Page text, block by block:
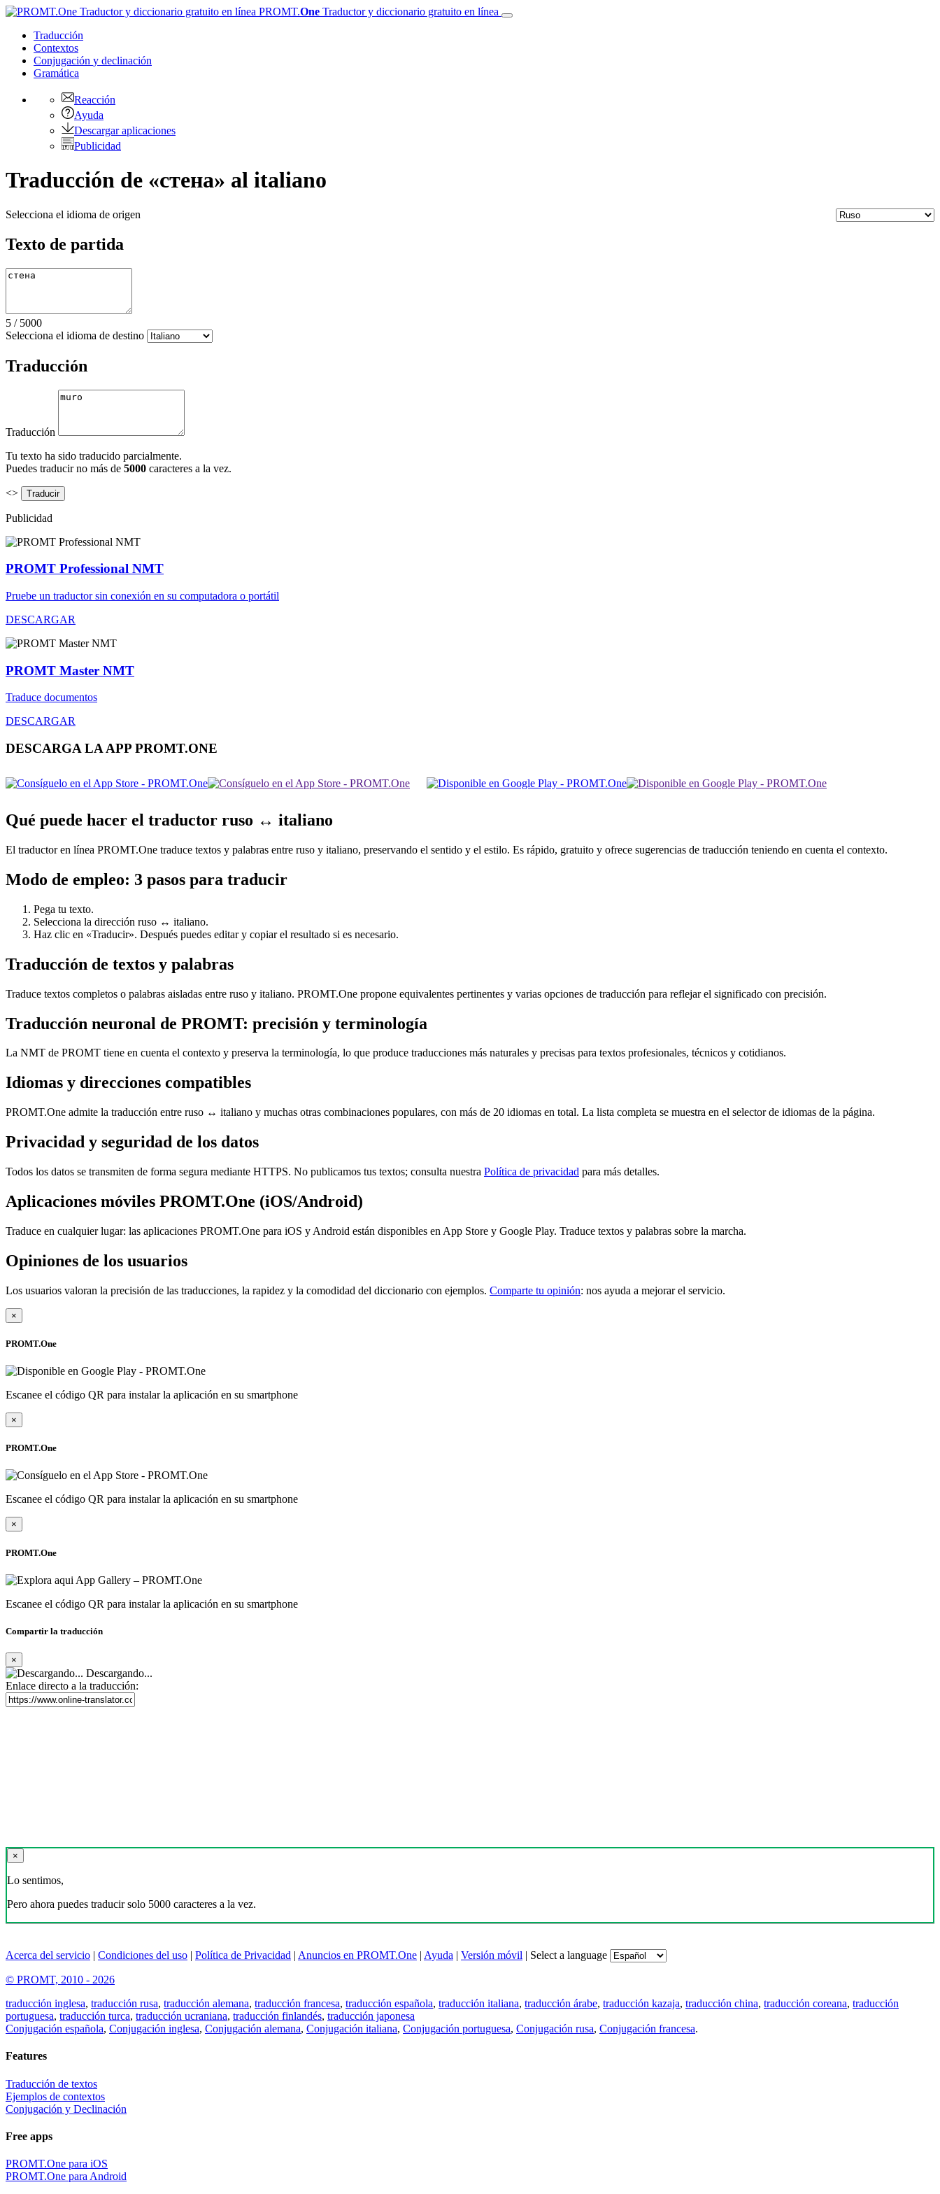
PROMT.One Traductor y diccionario gratuito en línea
Traducción
Contextos
Conjugación y declinación
Gramática
Reacción
Ayuda
Descargar aplicaciones
Publicidad
Traducción de «стена» al italiano
Selecciona el idioma de origen
Texto de partida
5 / 5000
Selecciona el idioma de destino
Traducción
Traducción
Tu texto ha sido traducido parcialmente.
Puedes traducir no más de 5000 caracteres a la vez.
<>
Publicidad
PROMT Professional NMT
Pruebe un traductor sin conexión en su computadora o portátil
DESCARGAR
PROMT Master NMT
Traduce documentos
DESCARGAR
DESCARGA LA APP PROMT.ONE
Qué puede hacer el traductor ruso ↔ italiano
El traductor en línea PROMT.One traduce textos y palabras entre ruso y italiano, preservando el sentido y el estilo. Es rápido, gratuito y ofrece sugerencias de traducción teniendo en cuenta el contexto.
Modo de empleo: 3 pasos para traducir
Pega tu texto.
Selecciona la dirección ruso ↔ italiano.
Haz clic en «Traducir». Después puedes editar y copiar el resultado si es necesario.
Traducción de textos y palabras
Traduce textos completos o palabras aisladas entre ruso y italiano. PROMT.One propone equivalentes pertinentes y varias opciones de traducción para reflejar el significado con precisión.
Traducción neuronal de PROMT: precisión y terminología
La NMT de PROMT tiene en cuenta el contexto y preserva la terminología, lo que produce traducciones más naturales y precisas para textos profesionales, técnicos y cotidianos.
Idiomas y direcciones compatibles
PROMT.One admite la traducción entre ruso ↔ italiano y muchas otras combinaciones populares, con más de 20 idiomas en total. La lista completa se muestra en el selector de idiomas de la página.
Privacidad y seguridad de los datos
Todos los datos se transmiten de forma segura mediante HTTPS. No publicamos tus textos; consulta nuestra Política de privacidad para más detalles.
Aplicaciones móviles PROMT.One (iOS/Android)
Traduce en cualquier lugar: las aplicaciones PROMT.One para iOS y Android están disponibles en App Store y Google Play. Traduce textos y palabras sobre la marcha.
Opiniones de los usuarios
Los usuarios valoran la precisión de las traducciones, la rapidez y la comodidad del diccionario con ejemplos. Comparte tu opinión: nos ayuda a mejorar el servicio.
×
PROMT.One
Escanee el código QR para instalar la aplicación en su smartphone
×
PROMT.One
Escanee el código QR para instalar la aplicación en su smartphone
×
PROMT.One
Escanee el código QR para instalar la aplicación en su smartphone
Compartir la traducción
×
Descargando...
Enlace directo a la traducción:
×
Lo sentimos,
Pero ahora puedes traducir solo 5000 caracteres a la vez.
Acerca del servicio | Condiciones del uso | Política de Privacidad | Anuncios en PROMT.One | Ayuda | Versión móvil | Select a language
© PROMT, 2010 - 2026
traducción inglesa, traducción rusa, traducción alemana, traducción francesa, traducción española, traducción italiana, traducción árabe, traducción kazaja, traducción china, traducción coreana, traducción
portuguesa, traducción turca, traducción ucraniana, traducción finlandés, traducción japonesa
Conjugación española, Conjugación inglesa, Conjugación alemana, Conjugación italiana, Conjugación portuguesa, Conjugación rusa, Conjugación francesa.
Features
Traducción de textos
Ejemplos de contextos
Conjugación y Declinación
Free apps
PROMT.One para iOS
PROMT.One para Android